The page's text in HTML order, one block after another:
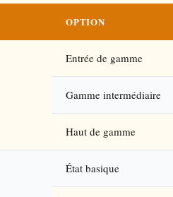
OPTION
Entrée de gamme
Gamme intermédiaire
Haut de gamme
État basique